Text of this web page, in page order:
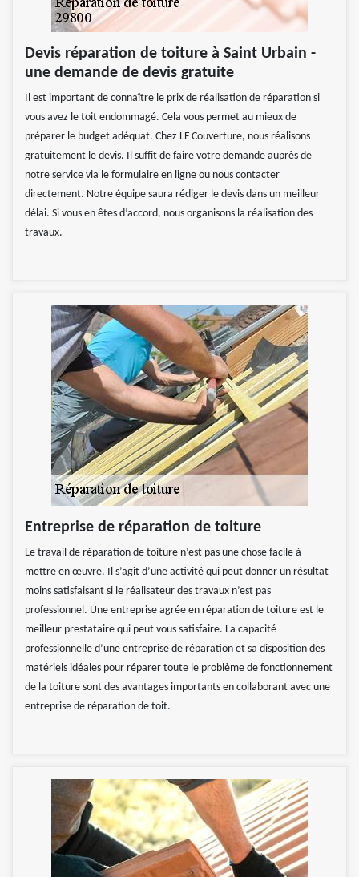
Devis réparation de toiture à Saint Urbain -
une demande de devis gratuite
Il est important de connaître le prix de réalisation de réparation si
vous avez le toit endommagé. Cela vous permet au mieux de
préparer le budget adéquat. Chez LF Couverture, nous réalisons
gratuitement le devis. Il suffit de faire votre demande auprès de
notre service via le formulaire en ligne ou nous contacter
directement. Notre équipe saura rédiger le devis dans un meilleur
délai. Si vous en êtes d’accord, nous organisons la réalisation des
travaux.
Entreprise de réparation de toiture
Le travail de réparation de toiture n’est pas une chose facile à
mettre en œuvre. Il s’agit d’une activité qui peut donner un résultat
moins satisfaisant si le réalisateur des travaux n’est pas
professionnel. Une entreprise agrée en réparation de toiture est le
meilleur prestataire qui peut vous satisfaire. La capacité
professionnelle d’une entreprise de réparation et sa disposition des
matériels idéales pour réparer toute le problème de fonctionnement
de la toiture sont des avantages importants en collaborant avec une
entreprise de réparation de toit.